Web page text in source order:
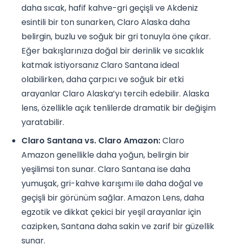
daha sıcak, hafif kahve-gri geçişli ve Akdeniz
esintili bir ton sunarken, Claro Alaska daha
belirgin, buzlu ve soğuk bir gri tonuyla öne çıkar.
Eğer bakışlarınıza doğal bir derinlik ve sıcaklık
katmak istiyorsanız Claro Santana ideal
olabilirken, daha çarpıcı ve soğuk bir etki
arayanlar Claro Alaska’yı tercih edebilir. Alaska
lens, özellikle açık tenlilerde dramatik bir değişim
yaratabilir.
Claro Santana vs. Claro Amazon:Claro
Amazon genellikle daha yoğun, belirgin bir
yeşilimsi ton sunar. Claro Santana ise daha
yumuşak, gri-kahve karışımı ile daha doğal ve
geçişli bir görünüm sağlar. Amazon Lens, daha
egzotik ve dikkat çekici bir yeşil arayanlar için
cazipken, Santana daha sakin ve zarif bir güzellik
sunar.